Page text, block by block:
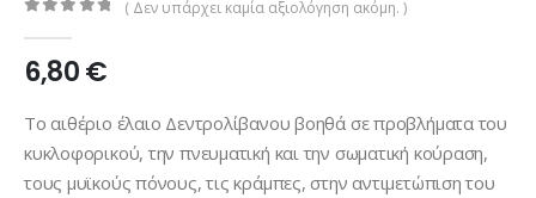
( Δεν υπάρχει καμία αξιολόγηση ακόμη. )
6,80€
Το αιθέριο έλαιο Δεντρολίβανου βοηθά σε προβλήματα του
κυκλοφορικού, την πνευματική και την σωματική κούραση,
τους μυϊκούς πόνους, τις κράμπες, στην αντιμετώπιση του